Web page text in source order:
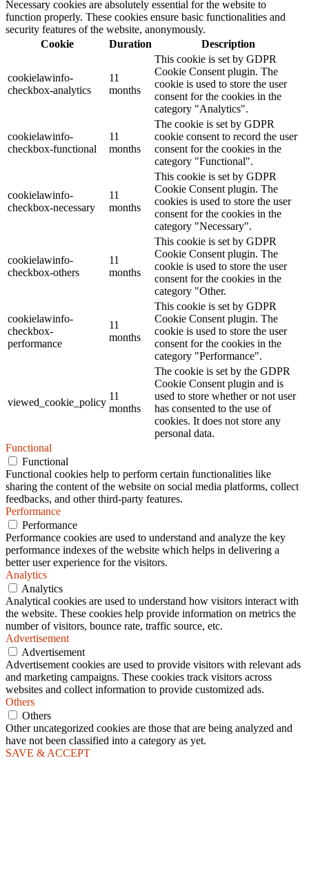
Necessary cookies are absolutely essential for the website to
function properly. These cookies ensure basic functionalities and
security features of the website, anonymously.
Cookie
Duration Description
cookielawinfo-
checkbox-analytics
11
months
This cookie is set by GDPR
Cookie Consent plugin. The
cookie is used to store the user
consent for the cookies in the
category "Analytics".
cookielawinfo-
checkbox-functional
11
months
The cookie is set by GDPR
cookie consent to record the user
consent for the cookies in the
category "Functional".
cookielawinfo-
checkbox-necessary
11
months
This cookie is set by GDPR
Cookie Consent plugin. The
cookies is used to store the user
consent for the cookies in the
category "Necessary".
cookielawinfo-
checkbox-others
11
months
This cookie is set by GDPR
Cookie Consent plugin. The
cookie is used to store the user
consent for the cookies in the
category "Other.
cookielawinfo-
checkbox-
performance
11
months
This cookie is set by GDPR
Cookie Consent plugin. The
cookie is used to store the user
consent for the cookies in the
category "Performance".
viewed_cookie_policy
11
months
The cookie is set by the GDPR
Cookie Consent plugin and is
used to store whether or not user
has consented to the use of
cookies. It does not store any
personal data.
Functional
Functional
Functional cookies help to perform certain functionalities like
sharing the content of the website on social media platforms, collect
feedbacks, and other third-party features.
Performance
Performance
Performance cookies are used to understand and analyze the key
performance indexes of the website which helps in delivering a
better user experience for the visitors.
Analytics
Analytics
Analytical cookies are used to understand how visitors interact with
the website. These cookies help provide information on metrics the
number of visitors, bounce rate, traffic source, etc.
Advertisement
Advertisement
Advertisement cookies are used to provide visitors with relevant ads
and marketing campaigns. These cookies track visitors across
websites and collect information to provide customized ads.
Others
Others
Other uncategorized cookies are those that are being analyzed and
have not been classified into a category as yet.
SAVE & ACCEPT